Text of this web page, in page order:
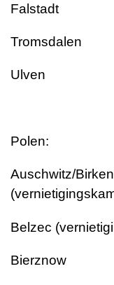
Falstadt
Tromsdalen
Ulven
Polen:
Auschwitz/
Belzec
Bierznow